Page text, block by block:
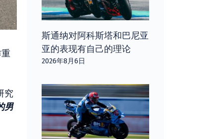
究
男
斯通纳对阿科斯塔和巴尼亚
亚的表现有自己的理论
2026年8月6日